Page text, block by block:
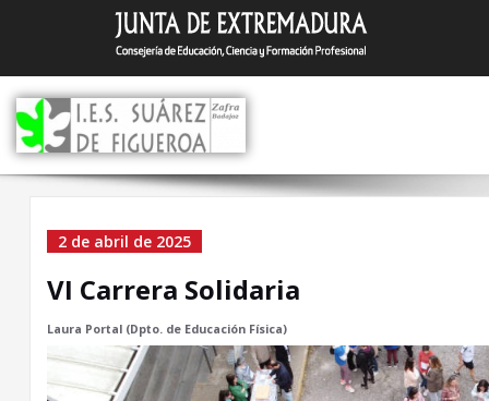
Saltar
contenido
VI Carrera Solidaria
2 de abril de 2025
VI Carrera Solidaria
Laura Portal (Dpto. de Educación Física)